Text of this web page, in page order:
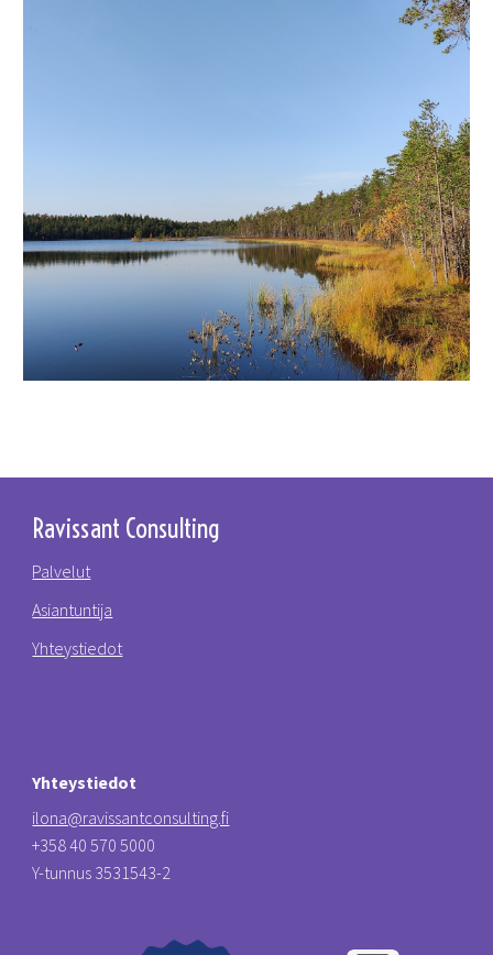
Ravissant Consulting
Palvelut
Asiantuntija
Yhteystiedot
Yhteystiedot
ilona@ravissantconsulting.fi
+358 40 570 5000
Y-tunnus 3531543-2